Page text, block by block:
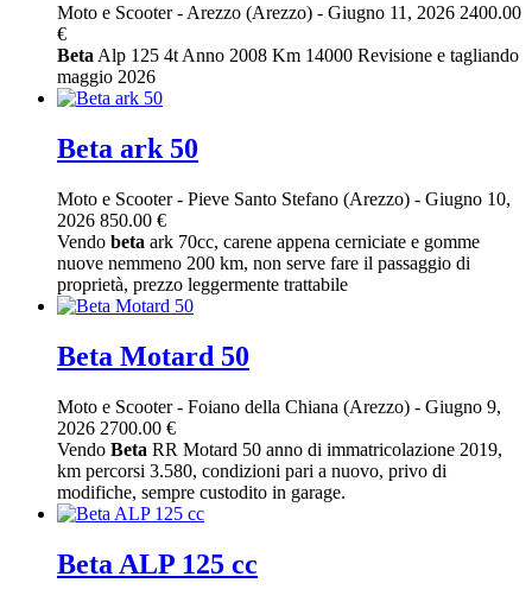
Moto e Scooter-Arezzo (Arezzo) - Giugno 11, 2026 2400.00
€
BetaAlp 125 4t Anno 2008 Km 14000 Revisione e tagliando
maggio 2026
Beta ark 50
Moto e Scooter- Pieve Santo Stefano (Arezzo) - Giugno 10,
2026 850.00 €
Vendo beta ark 70cc, carene appena cerniciate e gomme
nuove nemmeno 200 km, non serve fare il passaggio di
proprietà, prezzo leggermente trattabile
Beta Motard 50
Moto e Scooter- Foiano della Chiana (Arezzo) - Giugno 9,
2026 2700.00 €
Vendo Beta RR Motard 50 anno di immatricolazione 2019,
km percorsi 3.580, condizioni pari a nuovo, privo di
modifiche, sempre custodito in garage.
Beta ALP 125 cc